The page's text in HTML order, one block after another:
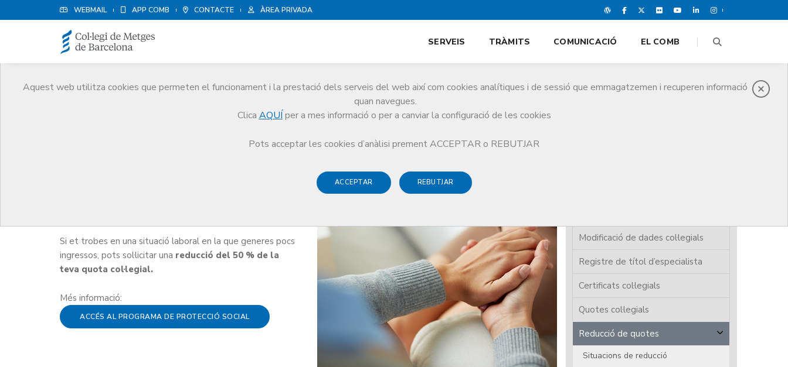
WEBMAIL APP COMB CONTACTE ÀREA PRIVADA
Aquest web utilitza cookies que permeten el funcionament i la prestació dels serveis del web així com cookies analítiques i de sessió que emmagatzemen i recuperen informació
quan navegues.
Clica AQUÍ per a mes informació o per a canviar la configuració de les cookies
Pots acceptar les cookies d’anàlisi prement ACCEPTAR o REBUTJAR
ACCEPTAR REBUTJAR
SERVEIS TRÀMITS COMUNICACIÓ EL COMB
Si et trobes en una situació laboral en la que generes pocs
ingressos, pots sol·licitar una reducció del 50 % de la
teva quota col·legial.
Més informació:
ACCÉS AL PROGRAMA DE PROTECCIÓ SOCIAL
Modificació de dades col·legials
Registre de títol d’especialista
Certificats col·legials
Quotes col·legials
Reducció de quotes
Situacions de reducció